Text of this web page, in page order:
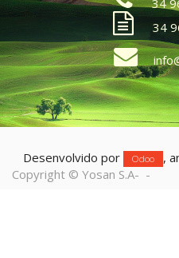
34 96
34
Desenvolvido por Odoo ,
Copyright © Yosan S.A- -